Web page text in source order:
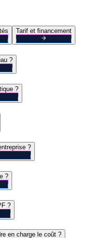
Tarif et financement
?
?
?
?
?
en charge le coût ?